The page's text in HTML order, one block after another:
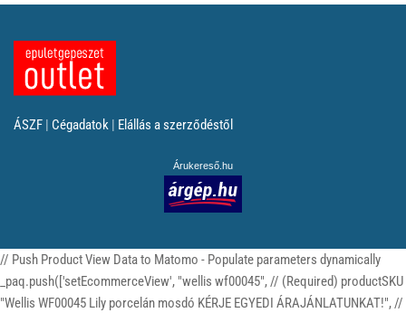
ÁSZF | Cégadatok | Elállás a szerződéstől
Árukereső.hu
// Push Product View Data to Matomo - Populate parameters dynamically
_paq.push(['setEcommerceView', "wellis wf00045", // (Required) productSKU
"Wellis WF00045 Lily porcelán mosdó KÉRJE EGYEDI ÁRAJÁNLATUNKAT!", //